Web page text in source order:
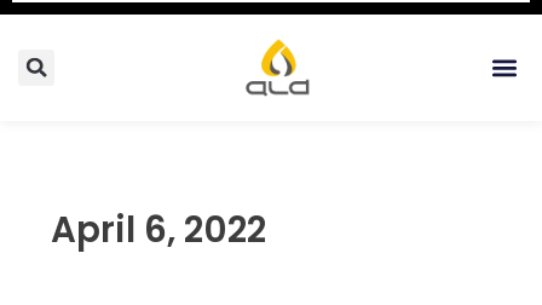
Search
April 6, 2022